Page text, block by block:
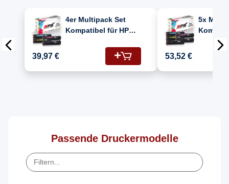
4er Multipack Set
Kompatibel für HP
CM1312NFI MFP
Drucker Toners HP
125A CB540A
39,97 €
5x
Color
1312
53,52 €
Passende Druckermodelle